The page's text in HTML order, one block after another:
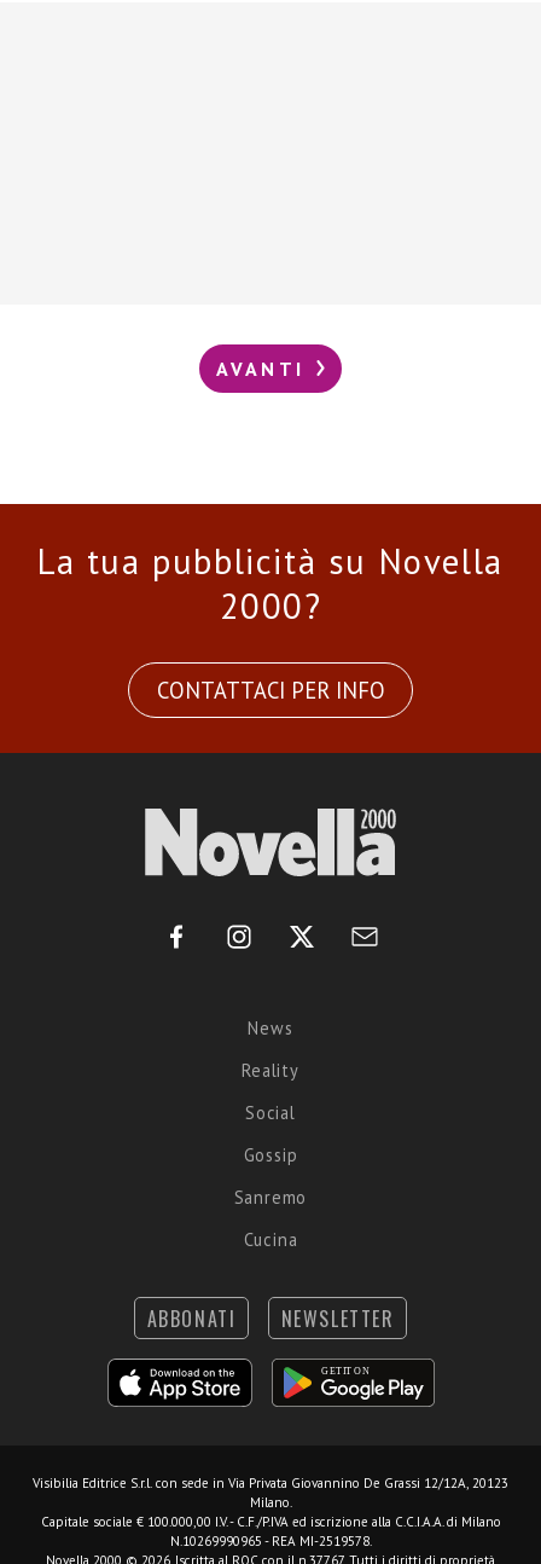
AVANTI
La tua pubblicità su Novella
2000?
CONTATTACI PER INFO
News
Reality
Social
Gossip
Sanremo
Cucina
ABBONATI NEWSLETTER
Visibilia Editrice S.r.l. con sede in Via Privata Giovannino De Grassi 12/12A, 20123
Milano.
Capitale sociale € 100.000,00 I.V. - C.F./P.IVA ed iscrizione alla C.C.I.A.A. di Milano
N.10269990965 - REA MI-2519578.
Novella 2000 © 2026. Iscritta al ROC con il n.37767. Tutti i diritti di proprietà